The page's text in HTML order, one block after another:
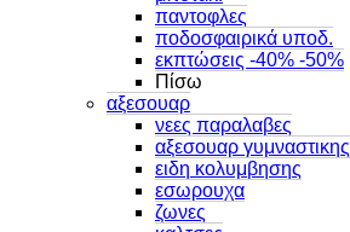
παντοφλες
ποδοσφαιρικά υποδ.
εκπτώσεις -40% -50%
Πίσω
αξεσουαρ
νεες παραλαβες
αξεσουαρ γυμναστικης
ειδη κολυμβησης
εσωρουχα
ζωνες